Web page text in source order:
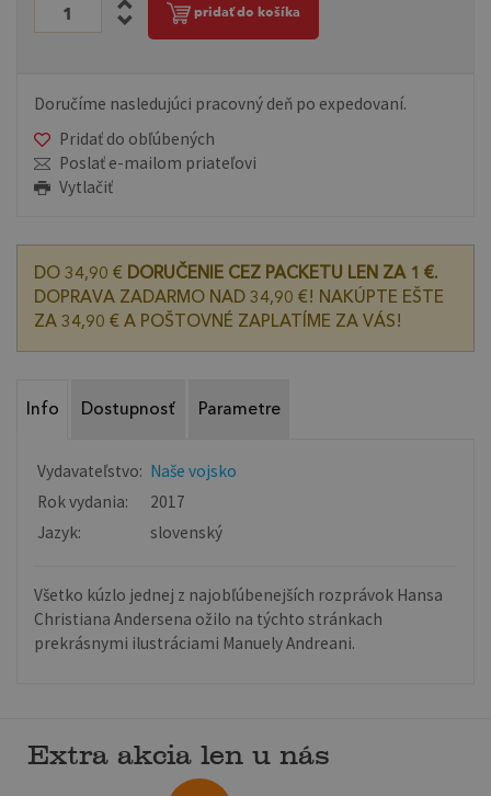
pridať do košíka
Doručíme nasledujúci pracovný deň po expedovaní.
Pridať do obľúbených
Poslať e-mailom priateľovi
Vytlačiť
DO 34,90 € DORUČENIE CEZ PACKETU LEN ZA 1 €.
DOPRAVA ZADARMO NAD 34,90 €! NAKÚPTE EŠTE
ZA 34,90 € A POŠTOVNÉ ZAPLATÍME ZA VÁS!
Info Dostupnosť Parametre
Vydavateľstvo: Naše vojsko
Rok vydania:
2017
Jazyk:
slovenský
Všetko kúzlo jednej z najobľúbenejších rozprávok Hansa
Christiana Andersena ožilo na týchto stránkach
prekrásnymi ilustráciami Manuely Andreani.
Extra akcia len u nás